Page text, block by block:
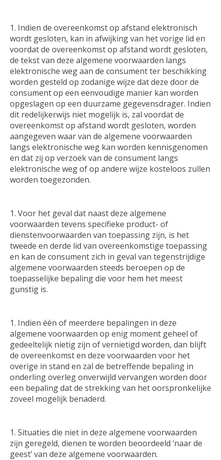
Indien de overeenkomst op afstand elektronisch
wordt gesloten, kan in afwijking van het vorige lid en
voordat de overeenkomst op afstand wordt gesloten,
de tekst van deze algemene voorwaarden langs
elektronische weg aan de consument ter beschikking
worden gesteld op zodanige wijze dat deze door de
consument op een eenvoudige manier kan worden
opgeslagen op een duurzame gegevensdrager. Indien
dit redelijkerwijs niet mogelijk is, zal voordat de
overeenkomst op afstand wordt gesloten, worden
aangegeven waar van de algemene voorwaarden
langs elektronische weg kan worden kennisgenomen
en dat zij op verzoek van de consument langs
elektronische weg of op andere wijze kosteloos zullen
worden toegezonden.
Voor het geval dat naast deze algemene
voorwaarden tevens specifieke product- of
dienstenvoorwaarden van toepassing zijn, is het
tweede en derde lid van overeenkomstige toepassing
en kan de consument zich in geval van tegenstrijdige
algemene voorwaarden steeds beroepen op de
toepasselijke bepaling die voor hem het meest
gunstig is.
Indien één of meerdere bepalingen in deze
algemene voorwaarden op enig moment geheel of
gedeeltelijk nietig zijn of vernietigd worden, dan blijft
de overeenkomst en deze voorwaarden voor het
overige in stand en zal de betreffende bepaling in
onderling overleg onverwijld vervangen worden door
een bepaling dat de strekking van het oorspronkelijke
zoveel mogelijk benaderd.
Situaties die niet in deze algemene voorwaarden
zijn geregeld, dienen te worden beoordeeld ‘naar de
geest’ van deze algemene voorwaarden.